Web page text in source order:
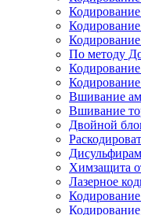
По методу
Вшивание
Вшивание
Двойной
Дисульфирам
Химзащита
Лазерное